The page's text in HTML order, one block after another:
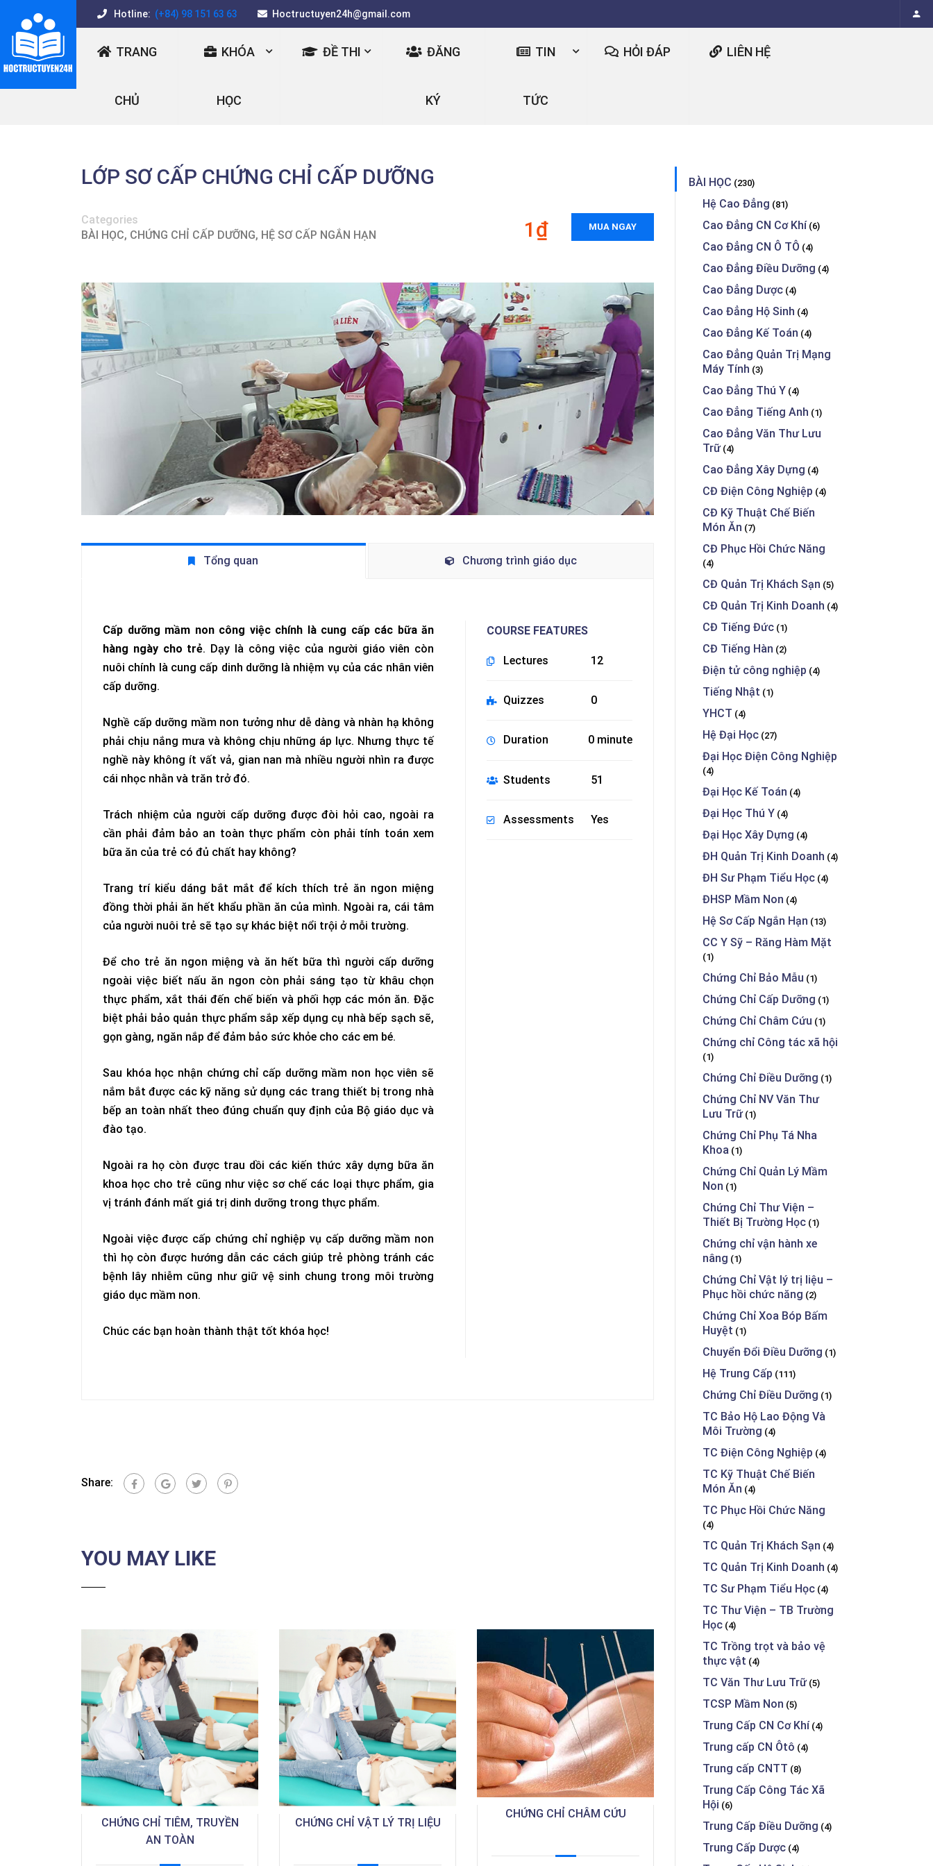
Hotline: (+84) 98 151 63 63 Hoctructuyen24h@gmail.com
TRANG
CHỦ
KHÓA
HỌC
ĐỀ THI ĐĂNG
KÝ
TIN
TỨC
HỎI ĐÁP LIÊN HỆ
LỚP SƠ CẤP CHỨNG CHỈ CẤP DƯỠNG
Categories
BÀI HỌC, CHỨNG CHỈ CẤP DƯỠNG, HỆ SƠ CẤP NGẮN HẠN 1₫ MUA NGAY
Tổng quan Chương trình giáo dục
Cấp dưỡng mầm non công việc chính là cung cấp các bữa ăn
hàng ngày cho trẻ. Dạy là công việc của người giáo viên còn
nuôi chính là cung cấp dinh dưỡng là nhiệm vụ của các nhân viên
cấp dưỡng.
Nghề cấp dưỡng mầm non tưởng như dễ dàng và nhàn hạ không
phải chịu nắng mưa và không chịu những áp lực. Nhưng thực tế
nghề này không ít vất vả, gian nan mà nhiều người nhìn ra được
cái nhọc nhằn và trăn trở đó.
Trách nhiệm của người cấp dưỡng được đòi hỏi cao, ngoài ra
cần phải đảm bảo an toàn thực phẩm còn phải tính toán xem
bữa ăn của trẻ có đủ chất hay không?
Trang trí kiểu dáng bắt mắt để kích thích trẻ ăn ngon miệng
đồng thời phải ăn hết khẩu phần ăn của mình. Ngoài ra, cái tâm
của người nuôi trẻ sẽ tạo sự khác biệt nổi trội ở mỗi trường.
Để cho trẻ ăn ngon miệng và ăn hết bữa thì người cấp dưỡng
ngoài việc biết nấu ăn ngon còn phải sáng tạo từ khâu chọn
thực phẩm, xắt thái đến chế biến và phối hợp các món ăn. Đặc
biệt phải bảo quản thực phẩm sắp xếp dụng cụ nhà bếp sạch sẽ,
gọn gàng, ngăn nắp để đảm bảo sức khỏe cho các em bé.
Sau khóa học nhận chứng chỉ cấp dưỡng mầm non học viên sẽ
nắm bắt được các kỹ năng sử dụng các trang thiết bị trong nhà
bếp an toàn nhất theo đúng chuẩn quy định của Bộ giáo dục và
đào tạo.
Ngoài ra họ còn được trau dồi các kiến thức xây dựng bữa ăn
khoa học cho trẻ cũng như việc sơ chế các loại thực phẩm, gia
vị tránh đánh mất giá trị dinh dưỡng trong thực phẩm.
Ngoài việc được cấp chứng chỉ nghiệp vụ cấp dưỡng mầm non
thì họ còn được hướng dẫn các cách giúp trẻ phòng tránh các
bệnh lây nhiễm cũng như giữ vệ sinh chung trong môi trường
giáo dục mầm non.
Chúc các bạn hoàn thành thật tốt khóa học!
COURSE FEATURES
Lectures 12
Quizzes 0
Duration 0 minute
Students 51
Assessments Yes
Share:
YOU MAY LIKE
CHỨNG CHỈ TIÊM, TRUYỀN
AN TOÀN
CHỨNG CHỈ VẬT LÝ TRỊ LIỆU
CHỨNG CHỈ CHÂM CỨU
CHỨNG CHỈ THƯ VIỆN -
THIẾT BỊ TRƯỜNG HỌC
BÀI HỌC (230)
Hệ Cao Đẳng (81)
Cao Đẳng CN Cơ Khí (6)
Cao Đẳng CN Ô TÔ (4)
Cao Đẳng Điều Dưỡng (4)
Cao Đẳng Dược (4)
Cao Đẳng Hộ Sinh (4)
Cao Đẳng Kế Toán (4)
Cao Đẳng Quản Trị Mạng
Máy Tính (3)
Cao Đẳng Thú Y (4)
Cao Đẳng Tiếng Anh (1)
Cao Đẳng Văn Thư Lưu
Trữ(4)
Cao Đẳng Xây Dựng (4)
CĐ Điện Công Nghiệp (4)
CĐ Kỹ Thuật Chế Biến
Món Ăn (7)
CĐ Phục Hồi Chức Năng
(4)
CĐ Quản Trị Khách Sạn (5)
CĐ Quản Trị Kinh Doanh (4)
CĐ Tiếng Đức (1)
CĐ Tiếng Hàn (2)
Điện tử công nghiệp (4)
Tiếng Nhật (1)
YHCT (4)
Hệ Đại Học (27)
Đại Học Điện Công Nghiệp
(4)
Đại Học Kế Toán (4)
Đại Học Thú Y (4)
Đại Học Xây Dựng (4)
ĐH Quản Trị Kinh Doanh (4)
ĐH Sư Phạm Tiểu Học (4)
ĐHSP Mầm Non (4)
Hệ Sơ Cấp Ngắn Hạn (13)
CC Y Sỹ – Răng Hàm Mặt
(1)
Chứng Chỉ Bảo Mẫu (1)
Chứng Chỉ Cấp Dưỡng (1)
Chứng Chỉ Châm Cứu (1)
Chứng chỉ Công tác xã hội
(1)
Chứng Chỉ Điều Dưỡng (1)
Chứng Chỉ NV Văn Thư
Lưu Trữ(1)
Chứng Chỉ Phụ Tá Nha
Khoa (1)
Chứng Chỉ Quản Lý Mầm
Non (1)
Chứng Chỉ Thư Viện –
Thiết Bị Trường Học (1)
Chứng chỉ vận hành xe
nâng (1)
Chứng Chỉ Vật lý trị liệu –
Phục hồi chức năng (2)
Chứng Chỉ Xoa Bóp Bấm
Huyệt (1)
Chuyển Đổi Điều Dưỡng (1)
Hệ Trung Cấp (111)
Chứng Chỉ Điều Dưỡng (1)
TC Bảo Hộ Lao Động Và
Môi Trường (4)
TC Điện Công Nghiệp (4)
TC Kỹ Thuật Chế Biến
Món Ăn (4)
TC Phục Hồi Chức Năng
(4)
TC Quản Trị Khách Sạn (4)
TC Quản Trị Kinh Doanh (4)
TC Sư Phạm Tiểu Học (4)
TC Thư Viện – TB Trường
Học (4)
TC Trồng trọt và bảo vệ
thực vật (4)
TC Văn Thư Lưu Trữ(5)
TCSP Mầm Non (5)
Trung Cấp CN Cơ Khí (4)
Trung cấp CN Ôtô (4)
Trung cấp CNTT (8)
Trung Cấp Công Tác Xã
Hội (6)
Trung Cấp Điều Dưỡng (4)
Trung Cấp Dược (4)